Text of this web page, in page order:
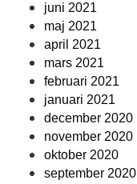
juni 2021
maj 2021
april 2021
mars 2021
februari 2021
januari 2021
december 2020
november 2020
oktober 2020
september 2020